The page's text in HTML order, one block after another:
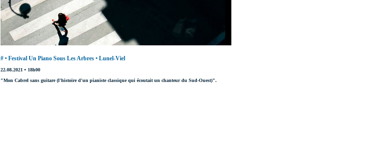
# • Festival Un Piano Sous Les Arbres • Lunel-Viel
22.08.2021 • 18h00
"Mon Cabrel sans guitare (l'histoire d'un pianiste classique qui écoutait un chanteur du Sud-Ouest)".